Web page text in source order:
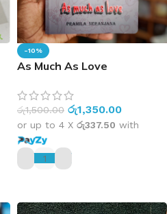
-10%
As Much As Love
රු1,500.00 රු1,350.00
or up to 4 X රු337.50 with